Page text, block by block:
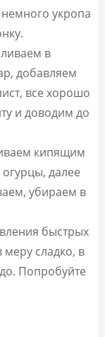
укропа
в
добавляем
все хорошо
и доводим до
кипящим
далее
убираем в
быстрых
сладко, в
Попробуйте